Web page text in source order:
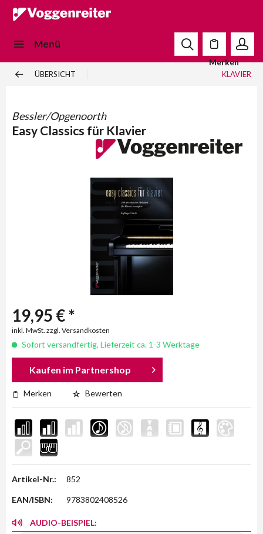
Menü
Merken
ÜBERSICHT KLAVIER
Bessler/Opgenoorth
Easy Classics für Klavier
19,95 € *
inkl. MwSt. zzgl. Versandkosten
Sofort versandfertig, Lieferzeit ca. 1-3 Werktage
Kaufen im Partnershop
Merken Bewerten
Artikel-Nr.: 852
EAN/ISBN: 9783802408526
AUDIO-BEISPIEL: